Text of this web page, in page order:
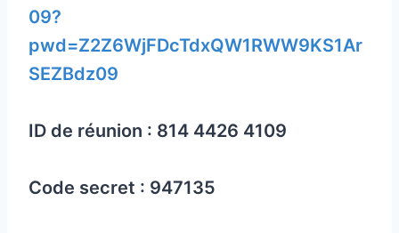
09?
pwd=Z2Z6WjFDcTdxQW1RWW9KS1Ar
SEZBdz09
ID de réunion : 814 4426 4109
Code secret : 947135